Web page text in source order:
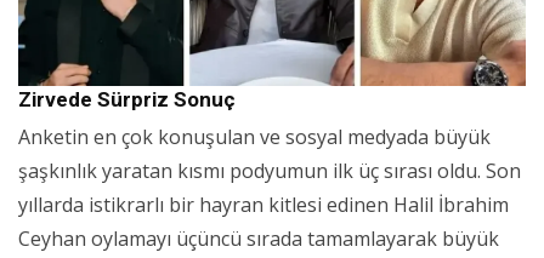
Zirvede Sürpriz Sonuç
Anketin en çok konuşulan ve sosyal medyada büyük
şaşkınlık yaratan kısmı podyumun ilk üç sırası oldu. Son
yıllarda istikrarlı bir hayran kitlesi edinen Halil İbrahim
Ceyhan oylamayı üçüncü sırada tamamlayarak büyük